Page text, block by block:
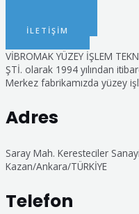
İLETIŞIM
VİBROMAK YÜZEY İŞLEM
ŞTİ. olarak 1994 yılından
Merkez fabrikamızda yüzey
Adres
Saray Mah. Keresteciler
Kazan/Ankara/TÜRKİYE
Telefon